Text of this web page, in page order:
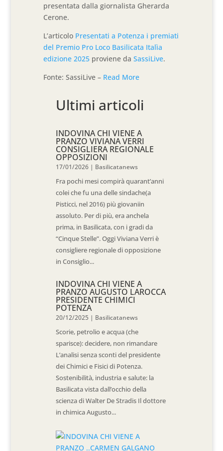
presentata dalla giornalista Gherarda
Cerone.
L’articolo Presentati a Potenza i premiati
del Premio Pro Loco Basilicata Italìa
edizione 2025 proviene daSassiLive.
Fonte: SassiLive – Read More
Ultimi articoli
INDOVINA CHI VIENE A
PRANZO VIVIANA VERRI
CONSIGLIERA REGIONALE
OPPOSIZIONI
17/01/2026 | Basilicatanews
Fra pochi mesi compirà quarant’anni
colei che fu una delle sindache(a
Pisticci, nel 2016) più giovaniin
assoluto. Per di più, era anchela
prima, in Basilicata, con i gradi da
“Cinque Stelle”. Oggi Viviana Verri è
consigliere regionale di opposizione
in Consiglio...
INDOVINA CHI VIENE A
PRANZO AUGUSTO LAROCCA
PRESIDENTE CHIMICI
POTENZA
20/12/2025 | Basilicatanews
Scorie, petrolio e acqua (che
sparisce): decidere, non rimandare
L’analisi senza sconti del presidente
dei Chimici e Fisici di Potenza.
Sostenibilità, industria e salute: la
Basilicata vista dall’occhio della
scienza di Walter De Stradis Il dottore
in chimica Augusto...